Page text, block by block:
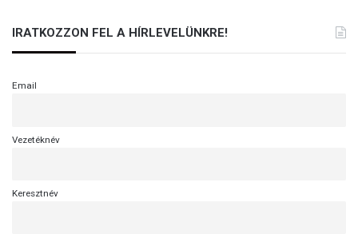
IRATKOZZON FEL A HÍRLEVELÜNKRE!
Email
Vezetéknév
Keresztnév